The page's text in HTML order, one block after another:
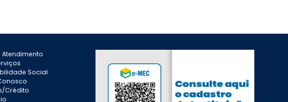
Atendimento
Social
Crédito